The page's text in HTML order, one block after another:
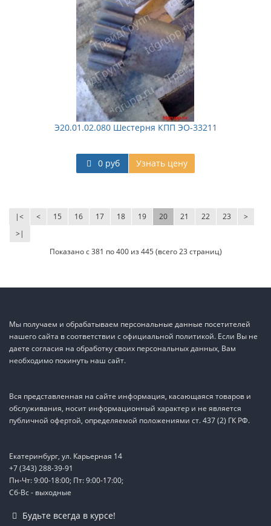
Э20.01.02.080 Шестерня КПП ЭО-33211
0 руб Узнать цену
|< < 15 16 17 18 19 20 21 22 23
>
>|
Показано с 381 по 400 из 445 (всего 23 страниц)
Мы получаем и обрабатываем персональные данные посетителей
нашего сайта в соответствии с официальной политикой. Если Вы не
даете согласия на обработку своих персональных данных, Вам
необходимо покинуть наш сайт.
Вся представленная на сайте информация, касающаяся товаров и
обслуживания, носит информационный характер и не является
публичной офертой, определяемой положениями ст. 437 (2) ГК РФ.
Екатеринбург, ул. Карьерная 14
+7 (343) 288-39-91
Пн-Чт: 9:00-18:00; Пт: 9:00-17:00;
Сб-Вс - выходные
Будьте всегда в курсе!